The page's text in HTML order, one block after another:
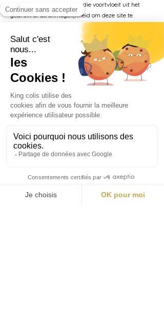
speciale of vervolgschade die voortvloeit uit het
gebruik of de onmogelijkheid om deze site te
gebruiken, inclusief maar niet beperkt tot schade
door verlies van winst, gegevens of gebruik, zelfs
als SAS KING COLIS op de hoogte is gesteld van de
mogelijkheid van dergelijke schade.
Toepasselijk recht
Deze juridische kennisgevingen worden beheerst
door de wetten die van kracht zijn in het
deze juridische kennisgevingen zal onderworpen
zijn aan de exclusieve jurisdictie van de
rechtbanken van Parijs.
Wijziging van juridische kennisgevingen
SAS KING COLIS behoudt zich het recht voor om